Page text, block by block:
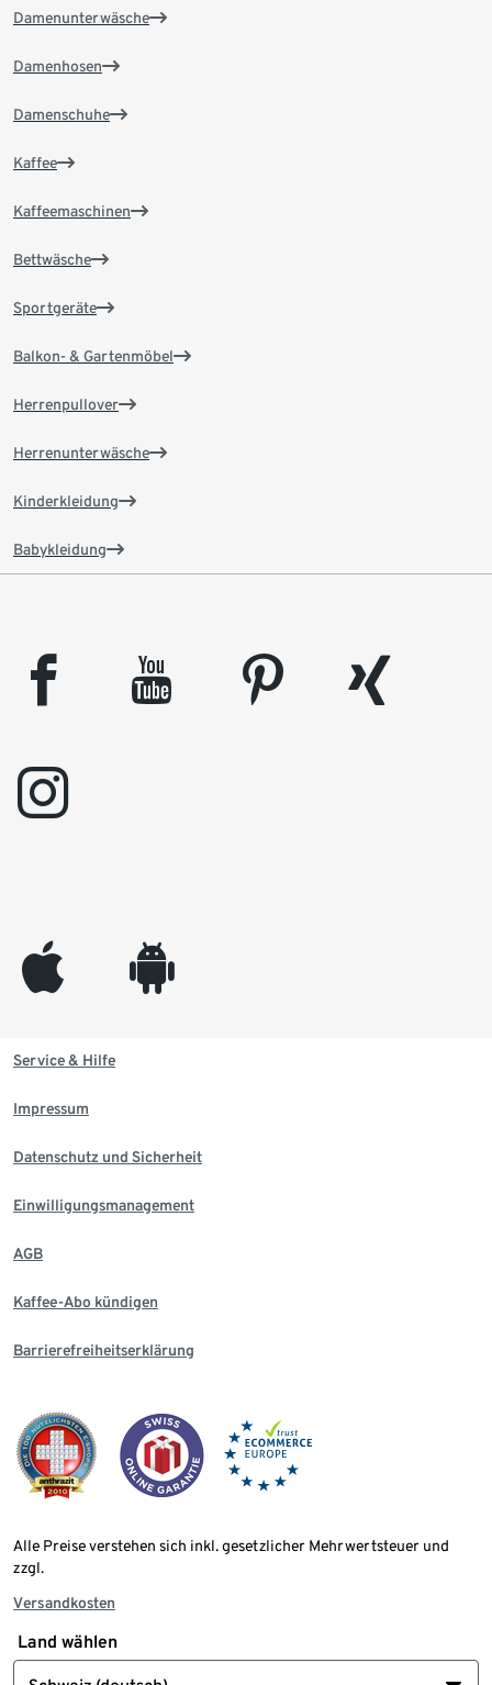
Damenunterwäsche
Damenhosen
Damenschuhe
Kaffee
Kaffeemaschinen
Bettwäsche
Sportgeräte
Balkon- & Gartenmöbel
Herrenpullover
Herrenunterwäsche
Kinderkleidung
Babykleidung
facebook youtube pinterest
xing
instagram
appleinc android
Service & Hilfe
Impressum
Datenschutz und Sicherheit
Einwilligungsmanagement
AGB
Kaffee-Abo kündigen
Barrierefreiheitserklärung
Alle Preise verstehen sich inkl. gesetzlicher Mehrwertsteuer und
zzgl.
Versandkosten
Land wählen